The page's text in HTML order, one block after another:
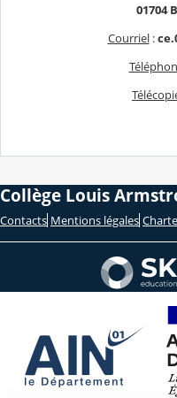
01704
Courriel:
Collège Louis
Contacts Mentions légales